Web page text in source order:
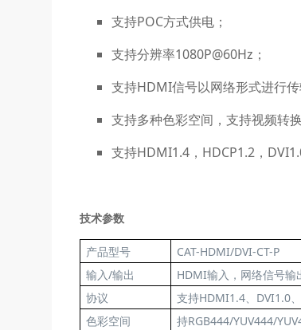
支持POC方式供电；
支持分辨率1080P@60Hz；
支持HDMI信号以网络形式进行传
支持多种色彩空间，支持视频转
支持HDMI1.4，HDCP1.2，
技术参数
产品型号 CAT-HDMI/DVI-CT-P
输入/输出
HDMI输入，网络信号输
协议
支持HDMI1.4、DVI1.0
色彩空间
持RGB444/YUV444/